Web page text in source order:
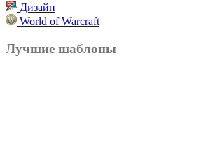
Дизайн
World of Warcraft
Лучшие шаблоны